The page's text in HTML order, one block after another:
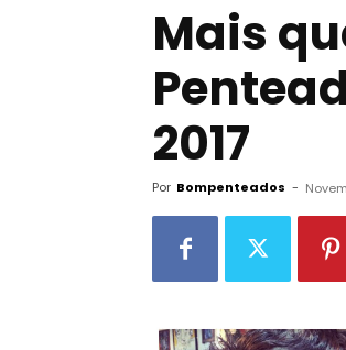
Mais
2017
Por Bompenteados -